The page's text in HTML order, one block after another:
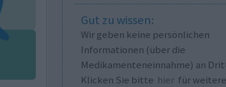
Gut zu wissen:
Wir geben keine persönlichen
Informationen (über die
Medikamenteneinnahme) an
Klicken Sie bitte hier für weitere